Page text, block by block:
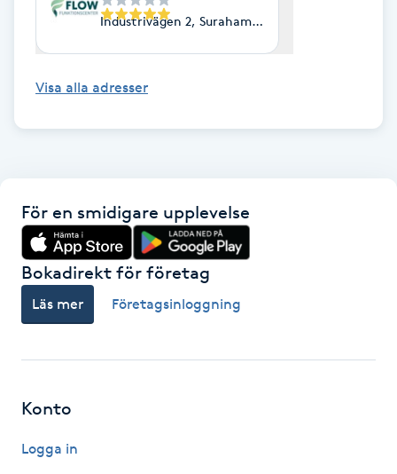
Frisör
Föning
G
Gel naglar
Gelenaglar
Gellack
Gellack med förstärkning
Industrivägen 2, Surahammar
Visa alla adresser
För en smidigare upplevelse
Bokadirekt för företag
Läs mer Företagsinloggning
Konto
Logga in